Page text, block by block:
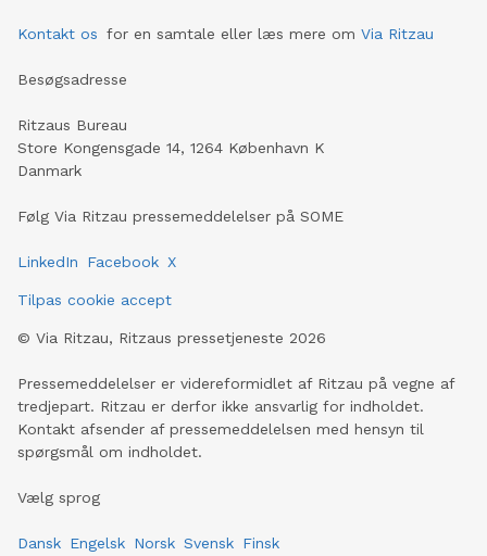
Kontakt os for en samtale eller læs mere om Via Ritzau
Besøgsadresse
Ritzaus Bureau
Store Kongensgade 14, 1264 København K
Danmark
Følg Via Ritzau pressemeddelelser på SOME
LinkedIn Facebook X
Tilpas cookie accept
© Via Ritzau, Ritzaus pressetjeneste 2026
Pressemeddelelser er videreformidlet af Ritzau på vegne af
tredjepart. Ritzau er derfor ikke ansvarlig for indholdet.
Kontakt afsender af pressemeddelelsen med hensyn til
spørgsmål om indholdet.
Vælg sprog
Dansk Engelsk Norsk Svensk Finsk